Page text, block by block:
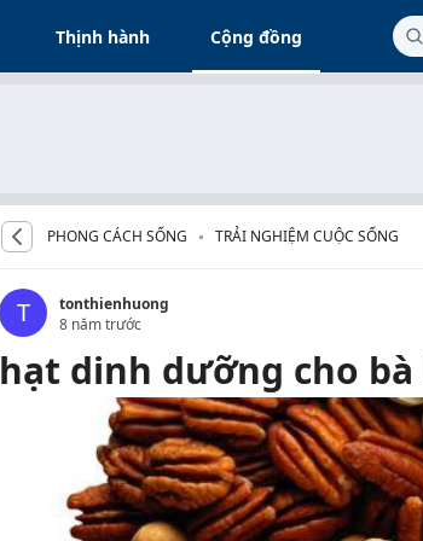
Thịnh hành Cộng đồng
PHONG CÁCH SỐNG TRẢI NGHIỆM CUỘC SỐNG
T
tonthienhuong
8 năm trước
hạt dinh dưỡng cho